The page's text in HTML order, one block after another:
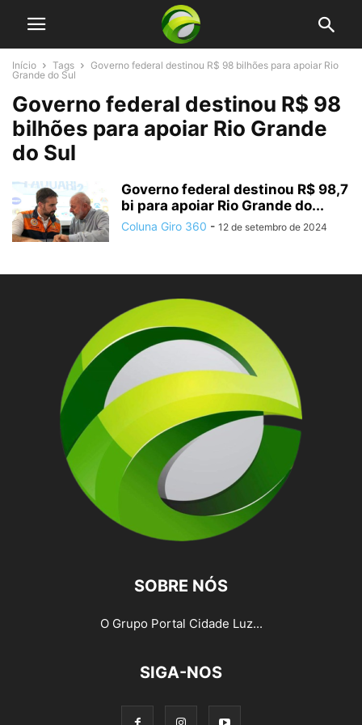
Início Tags
Governo federal destinou R$ 98 bilhões para apoiar Rio
Grande do Sul
Governo federal destinou R$ 98
bilhões para apoiar Rio Grande
do Sul
Governo federal destinou R$ 98,7
bi para apoiar Rio Grande do...
Coluna Giro 360 - 12 de setembro de 2024
SOBRE NÓS
O Grupo Portal Cidade Luz...
SIGA-NOS